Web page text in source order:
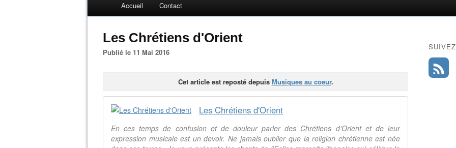
Accueil Contact
Les Chrétiens d'Orient
Publié le 11 Mai 2016
Cet article est reposté depuis Musiques au coeur.
Les Chrétiens d'Orient
En ces temps de confusion et de douleur parler des Chrétiens d'Orient et de leur
expression musicale est un devoir. Ne jamais oublier que la religion chrétienne est née